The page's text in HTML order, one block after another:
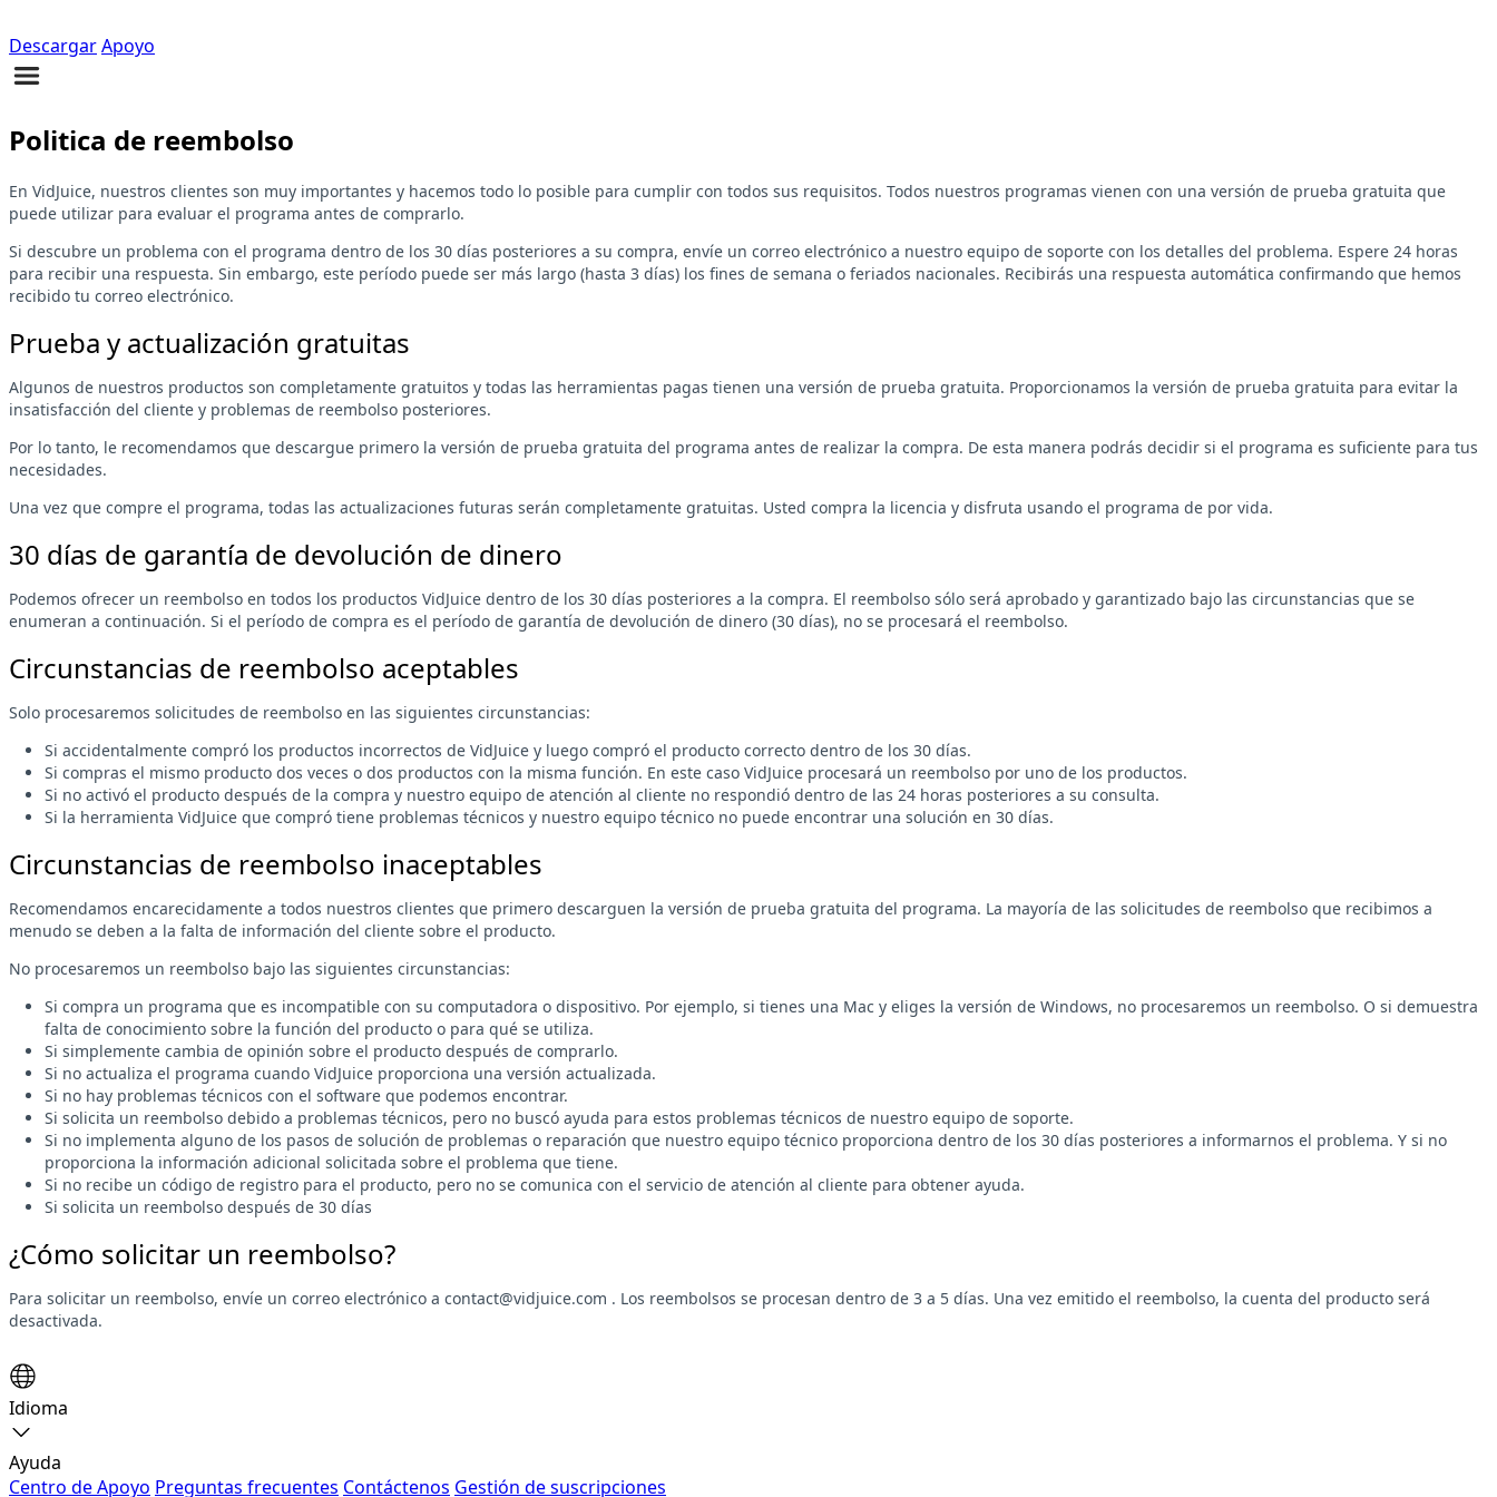
DescargarApoyo
Politica de reembolso
En VidJuice, nuestros clientes son muy importantes y hacemos todo lo posible para cumplir con todos sus requisitos. Todos nuestros programas vienen con una versión de prueba gratuita que
puede utilizar para evaluar el programa antes de comprarlo.
Si descubre un problema con el programa dentro de los 30 días posteriores a su compra, envíe un correo electrónico a nuestro equipo de soporte con los detalles del problema. Espere 24 horas
para recibir una respuesta. Sin embargo, este período puede ser más largo (hasta 3 días) los fines de semana o feriados nacionales. Recibirás una respuesta automática confirmando que hemos
recibido tu correo electrónico.
Prueba y actualización gratuitas
Algunos de nuestros productos son completamente gratuitos y todas las herramientas pagas tienen una versión de prueba gratuita. Proporcionamos la versión de prueba gratuita para evitar la
insatisfacción del cliente y problemas de reembolso posteriores.
Por lo tanto, le recomendamos que descargue primero la versión de prueba gratuita del programa antes de realizar la compra. De esta manera podrás decidir si el programa es suficiente para tus
necesidades.
Una vez que compre el programa, todas las actualizaciones futuras serán completamente gratuitas. Usted compra la licencia y disfruta usando el programa de por vida.
30 días de garantía de devolución de dinero
Podemos ofrecer un reembolso en todos los productos VidJuice dentro de los 30 días posteriores a la compra. El reembolso sólo será aprobado y garantizado bajo las circunstancias que se
enumeran a continuación. Si el período de compra es el período de garantía de devolución de dinero (30 días), no se procesará el reembolso.
Circunstancias de reembolso aceptables
Solo procesaremos solicitudes de reembolso en las siguientes circunstancias:
Si accidentalmente compró los productos incorrectos de VidJuice y luego compró el producto correcto dentro de los 30 días.
Si compras el mismo producto dos veces o dos productos con la misma función. En este caso VidJuice procesará un reembolso por uno de los productos.
Si no activó el producto después de la compra y nuestro equipo de atención al cliente no respondió dentro de las 24 horas posteriores a su consulta.
Si la herramienta VidJuice que compró tiene problemas técnicos y nuestro equipo técnico no puede encontrar una solución en 30 días.
Circunstancias de reembolso inaceptables
Recomendamos encarecidamente a todos nuestros clientes que primero descarguen la versión de prueba gratuita del programa. La mayoría de las solicitudes de reembolso que recibimos a
menudo se deben a la falta de información del cliente sobre el producto.
No procesaremos un reembolso bajo las siguientes circunstancias:
Si compra un programa que es incompatible con su computadora o dispositivo. Por ejemplo, si tienes una Mac y eliges la versión de Windows, no procesaremos un reembolso. O si demuestra
falta de conocimiento sobre la función del producto o para qué se utiliza.
Si simplemente cambia de opinión sobre el producto después de comprarlo.
Si no actualiza el programa cuando VidJuice proporciona una versión actualizada.
Si no hay problemas técnicos con el software que podemos encontrar.
Si solicita un reembolso debido a problemas técnicos, pero no buscó ayuda para estos problemas técnicos de nuestro equipo de soporte.
Si no implementa alguno de los pasos de solución de problemas o reparación que nuestro equipo técnico proporciona dentro de los 30 días posteriores a informarnos el problema. Y si no
proporciona la información adicional solicitada sobre el problema que tiene.
Si no recibe un código de registro para el producto, pero no se comunica con el servicio de atención al cliente para obtener ayuda.
Si solicita un reembolso después de 30 días
¿Cómo solicitar un reembolso?
Para solicitar un reembolso, envíe un correo electrónico a contact@vidjuice.com . Los reembolsos se procesan dentro de 3 a 5 días. Una vez emitido el reembolso, la cuenta del producto será
desactivada.
Idioma
Ayuda
Centro de Apoyo Preguntas frecuentes Contáctenos Gestión de suscripciones